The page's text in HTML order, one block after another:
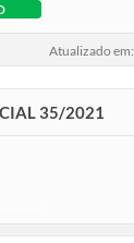
Atualizado
35/2021